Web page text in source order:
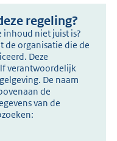
regeling?
inhoud niet juist is?
de organisatie die de
Deze
verantwoordelijk
De naam
de
van de